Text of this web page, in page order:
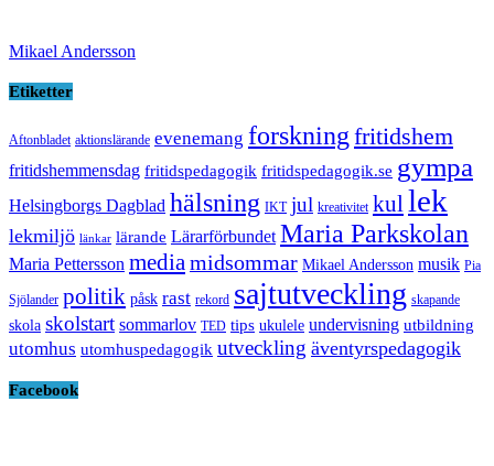
Mikael Andersson
Etiketter
Aftonbladet aktionslärande evenemang forskning fritidshem
fritidshemmensdag fritidspedagogik fritidspedagogik.se gympa
Helsingborgs Dagblad hälsning IKT jul kreativitet kul lek
lekmiljö länkar lärande Lärarförbundet Maria Parkskolan
Maria Pettersson media midsommar Mikael Andersson musik Pia
Sjölander politik påsk rast rekord sajtutveckling skapande
skola skolstart sommarlov TED tips ukulele undervisning utbildning
utomhus utomhuspedagogik utveckling äventyrspedagogik
Facebook